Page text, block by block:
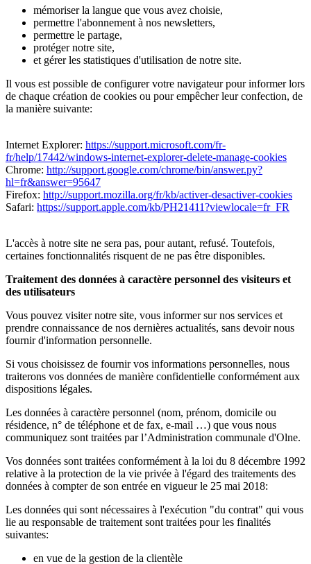
mémoriser la langue que vous avez choisie,
permettre l'abonnement à nos newsletters,
permettre le partage,
protéger notre site,
et gérer les statistiques d'utilisation de notre site.
Il vous est possible de configurer votre navigateur pour informer lors
de chaque création de cookies ou pour empêcher leur confection, de
la manière suivante:
Internet Explorer: https://support.microsoft.com/fr-
fr/help/17442/windows-internet-explorer-delete-manage-cookies
Chrome: http://support.google.com/chrome/bin/answer.py?
hl=fr&answer=95647
Firefox: http://support.mozilla.org/fr/kb/activer-desactiver-cookies
Safari: https://support.apple.com/kb/PH21411?viewlocale=fr_FR
L'accès à notre site ne sera pas, pour autant, refusé. Toutefois,
certaines fonctionnalités risquent de ne pas être disponibles.
Traitement des données à caractère personnel des visiteurs et
des utilisateurs
Vous pouvez visiter notre site, vous informer sur nos services et
prendre connaissance de nos dernières actualités, sans devoir nous
fournir d'information personnelle.
Si vous choisissez de fournir vos informations personnelles, nous
traiterons vos données de manière confidentielle conformément aux
dispositions légales.
Les données à caractère personnel (nom, prénom, domicile ou
résidence, n° de téléphone et de fax, e-mail …) que vous nous
communiquez sont traitées par l’Administration communale d'Olne.
Vos données sont traitées conformément à la loi du 8 décembre 1992
relative à la protection de la vie privée à l'égard des traitements des
données à compter de son entrée en vigueur le 25 mai 2018:
Les données qui sont nécessaires à l'exécution "du contrat" qui vous
lie au responsable de traitement sont traitées pour les finalités
suivantes:
en vue de la gestion de la clientèle